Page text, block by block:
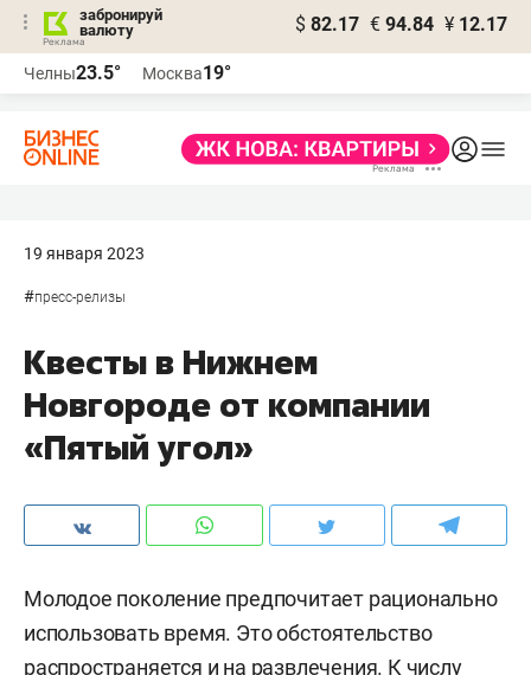
забронируй
валюту
$ 82.17 € 94.84 ¥ 12.17
Челны23.5° Москва19°
19 января 2023
#пресс-релизы
Квесты в Нижнем
Новгороде от компании
«Пятый угол»
Молодое поколение предпочитает рационально
использовать время. Это обстоятельство
распространяется и на развлечения. К числу